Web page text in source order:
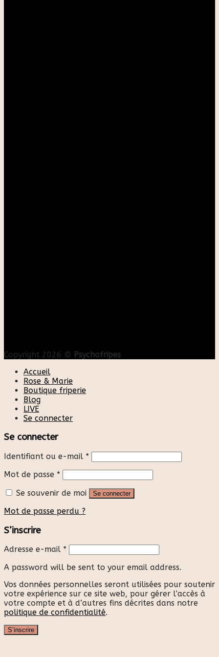
Copyright 2026 © Psychofripes
Accueil
Rose & Marie
Boutique friperie
Blog
LIVE
Se connecter
Se connecter
Identifiant ou e-mail *
Mot de passe *
Se souvenir de moi
Se connecter
Mot de passe perdu ?
S’inscrire
Adresse e-mail *
A password will be sent to your email address.
Vos données personnelles seront utilisées pour soutenir
votre expérience sur ce site web, pour gérer l’accès à
votre compte et à d’autres fins décrites dans notre
politique de confidentialité.
S’inscrire